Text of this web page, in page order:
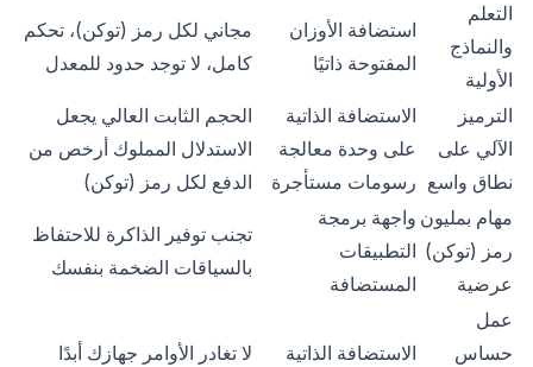
التعلم
والنماذج
الأولية
استضافة الأوزان
المفتوحة ذاتيًا
مجاني لكل رمز (توكن)، تحكم
كامل، لا توجد حدود للمعدل
الترميز
الآلي على
نطاق واسع
الاستضافة الذاتية
على وحدة معالجة
رسومات مستأجرة
الحجم الثابت العالي يجعل
الاستدلال المملوك أرخص من
الدفع لكل رمز (توكن)
مهام بمليون
رمز (توكن)
عرضية
واجهة برمجة
التطبيقات
المستضافة
تجنب توفير الذاكرة للاحتفاظ
بالسياقات الضخمة بنفسك
عمل
حساس
الاستضافة الذاتية لا تغادر الأوامر جهازك أبدًا